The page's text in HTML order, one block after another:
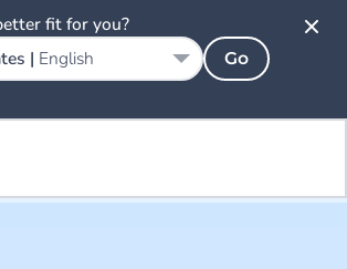
fit for you?
| English Go